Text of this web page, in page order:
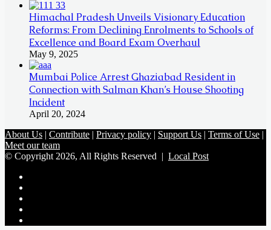
Himachal Pradesh Unveils Visionary Education
Reforms: From Declining Enrolments to Schools of
Excellence and Board Exam Overhaul
May 9, 2025
Mumbai Police Arrest Ghaziabad Resident in
Connection with Salman Khan’s House Shooting
Incident
April 20, 2024
About Us | Contribute | Privacy policy | Support Us | Terms of Use |
Meet our team
© Copyright 2026, All Rights Reserved | Local Post